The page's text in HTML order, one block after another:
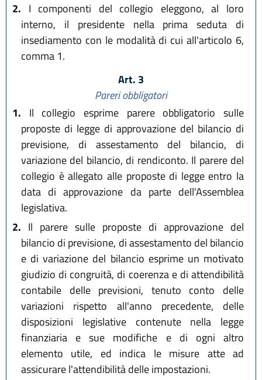
2. I componenti del collegio eleggono, al loro
interno, il presidente nella prima seduta di
insediamento con le modalità di cui all'articolo 6,
comma 1.
Art. 3
Pareri obbligatori
1. Il collegio esprime parere obbligatorio sulle
proposte di legge di approvazione del bilancio di
previsione, di assestamento del bilancio, di
variazione del bilancio, di rendiconto. Il parere del
collegio è allegato alle proposte di legge entro la
data di approvazione da parte dell'Assemblea
legislativa.
2. Il parere sulle proposte di approvazione del
bilancio di previsione, di assestamento del bilancio
e di variazione del bilancio esprime un motivato
giudizio di congruità, di coerenza e di attendibilità
contabile delle previsioni, tenuto conto delle
variazioni rispetto all'anno precedente, delle
disposizioni legislative contenute nella legge
finanziaria e sue modifiche e di ogni altro
elemento utile, ed indica le misure atte ad
assicurare l'attendibilità delle impostazioni.